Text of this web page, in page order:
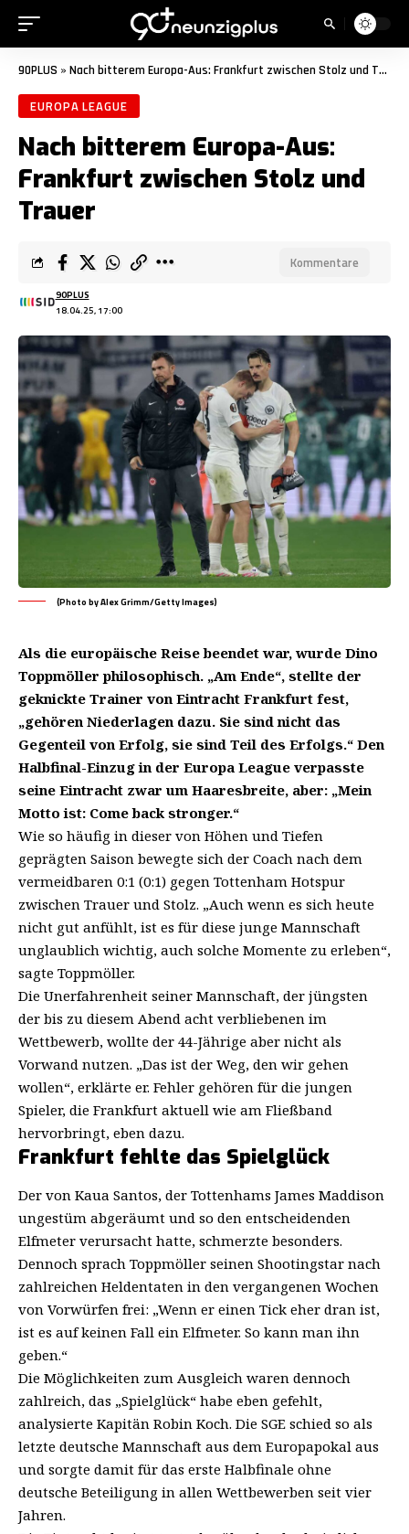
90PLUS » Nach bitterem Europa-Aus: Frankfurt zwischen Stolz und Trauer
EUROPA LEAGUE
Nach bitterem Europa-Aus:
Frankfurt zwischen Stolz und
Trauer
18.04.25, 17:00
90PLUS
Kommentare
(Photo by Alex Grimm/Getty Images)
Als die europäische Reise beendet war, wurde Dino
Toppmöller philosophisch. „Am Ende“, stellte der
geknickte Trainer von Eintracht Frankfurt fest,
„gehören Niederlagen dazu. Sie sind nicht das
Gegenteil von Erfolg, sie sind Teil des Erfolgs.“ Den
Halbfinal-Einzug in der Europa League verpasste
seine Eintracht zwar um Haaresbreite, aber: „Mein
Motto ist: Come back stronger.“
Wie so häufig in dieser von Höhen und Tiefen
geprägten Saison bewegte sich der Coach nach dem
vermeidbaren 0:1 (0:1) gegen Tottenham Hotspur
zwischen Trauer und Stolz. „Auch wenn es sich heute
nicht gut anfühlt, ist es für diese junge Mannschaft
unglaublich wichtig, auch solche Momente zu erleben“,
sagte Toppmöller.
Die Unerfahrenheit seiner Mannschaft, der jüngsten
der bis zu diesem Abend acht verbliebenen im
Wettbewerb, wollte der 44-Jährige aber nicht als
Vorwand nutzen. „Das ist der Weg, den wir gehen
wollen“, erklärte er. Fehler gehören für die jungen
Spieler, die Frankfurt aktuell wie am Fließband
hervorbringt, eben dazu.
Frankfurt fehlte das Spielglück
Der von Kaua Santos, der Tottenhams James Maddison
ungestüm abgeräumt und so den entscheidenden
Elfmeter verursacht hatte, schmerzte besonders.
Dennoch sprach Toppmöller seinen Shootingstar nach
zahlreichen Heldentaten in den vergangenen Wochen
von Vorwürfen frei: „Wenn er einen Tick eher dran ist,
ist es auf keinen Fall ein Elfmeter. So kann man ihn
geben.“
Die Möglichkeiten zum Ausgleich waren dennoch
zahlreich, das „Spielglück“ habe eben gefehlt,
analysierte Kapitän Robin Koch. Die SGE schied so als
letzte deutsche Mannschaft aus dem Europapokal aus
und sorgte damit für das erste Halbfinale ohne
deutsche Beteiligung in allen Wettbewerben seit vier
Jahren.